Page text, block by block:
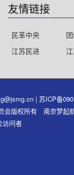
友情链接
民革中央
江苏民进
| 苏ICP备
版权所有 南京梦起
访问者